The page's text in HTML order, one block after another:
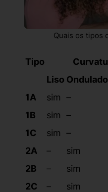
Quais os tipos
Tipo
Liso Ondulado
1A
sim –
1B
sim –
1C
sim –
2A
– sim
2B
– sim
2C
– sim